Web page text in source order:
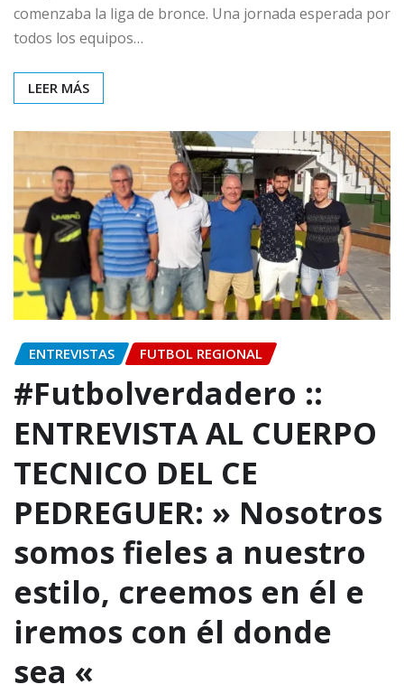
comenzaba la liga de bronce. Una jornada esperada por
todos los equipos…
LEER MÁS
ENTREVISTAS FUTBOL REGIONAL
#Futbolverdadero ::
ENTREVISTA AL CUERPO
TECNICO DEL CE
PEDREGUER: » Nosotros
somos fieles a nuestro
estilo, creemos en él e
iremos con él donde
sea «